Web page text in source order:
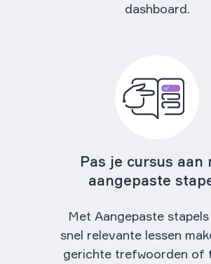
dashboard.
Pas je cursus aan
aangepaste
Met Aangepaste
snel relevante lessen
gerichte trefwoorden of